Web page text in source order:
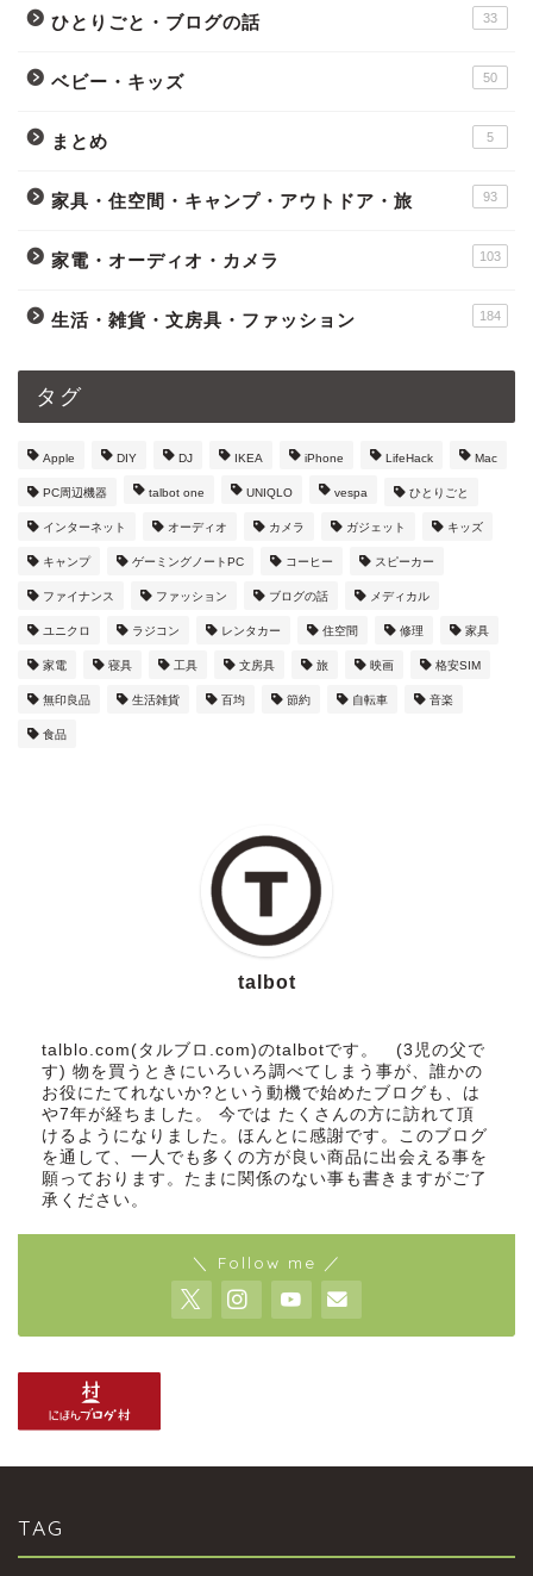
ひとりごと・ブログの話 33
ベビー・キッズ 50
まとめ 5
家具・住空間・キャンプ・アウトドア・旅 93
家電・オーディオ・カメラ 103
生活・雑貨・文房具・ファッション 184
タグ
Apple DIY DJ IKEA iPhone LifeHack Mac
PC周辺機器 talbot one UNIQLO vespa ひとりごと
インターネット オーディオ カメラ ガジェット キッズ
キャンプ ゲーミングノートPC コーヒー スピーカー
ファイナンス ファッション ブログの話 メディカル
ユニクロ ラジコン レンタカー 住空間 修理 家具
家電 寝具 工具 文房具 旅 映画 格安SIM
無印良品 生活雑貨 百均 節約 自転車 音楽
食品
talbot
talblo.com(タルブロ.com)のtalbotです。 (3児の父で
す) 物を買うときにいろいろ調べてしまう事が、誰かの
お役にたてれないか?という動機で始めたブログも、は
や7年が経ちました。 今では たくさんの方に訪れて頂
けるようになりました。ほんとに感謝です。このブログ
を通して、一人でも多くの方が良い商品に出会える事を
願っております。たまに関係のない事も書きますがご了
承ください。
＼ Follow me ／
TAG